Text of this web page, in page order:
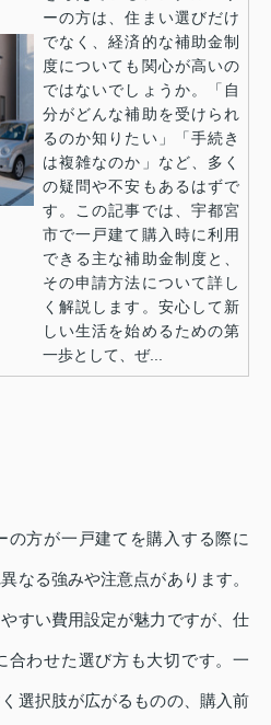
ーの方は、住まい選びだけ
でなく、経済的な補助金制
度についても関心が高いの
ではないでしょうか。「自
分がどんな補助を受けられ
るのか知りたい」「手続き
は複雑なのか」など、多く
の疑問や不安もあるはずで
す。この記事では、宇都宮
市で一戸建て購入時に利用
できる主な補助金制度と、
その申請方法について詳し
く解説します。安心して新
しい生活を始めるための第
一歩として、ぜ...
の方が一戸建てを購入する際に
なる強みや注意点があります。
すい費用設定が魅力ですが、仕
合わせた選び方も大切です。一
選択肢が広がるものの、購入前